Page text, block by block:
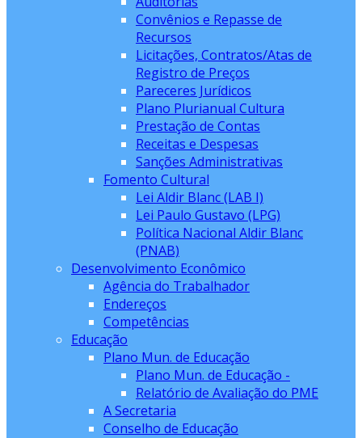
Convênios e Repasse de
Recursos
Licitações, Contratos/Atas de
Registro de Preços
Pareceres Jurídicos
Plano Plurianual Cultura
Prestação de Contas
Receitas e Despesas
Sanções Administrativas
Fomento Cultural
Lei Aldir Blanc (LAB I)
Lei Paulo Gustavo (LPG)
Política Nacional Aldir Blanc
(PNAB)
Desenvolvimento Econômico
Agência do Trabalhador
Endereços
Competências
Educação
Plano Mun. de Educação
Plano Mun. de Educação -
Relatório de Avaliação do PME
A Secretaria
Conselho de Educação